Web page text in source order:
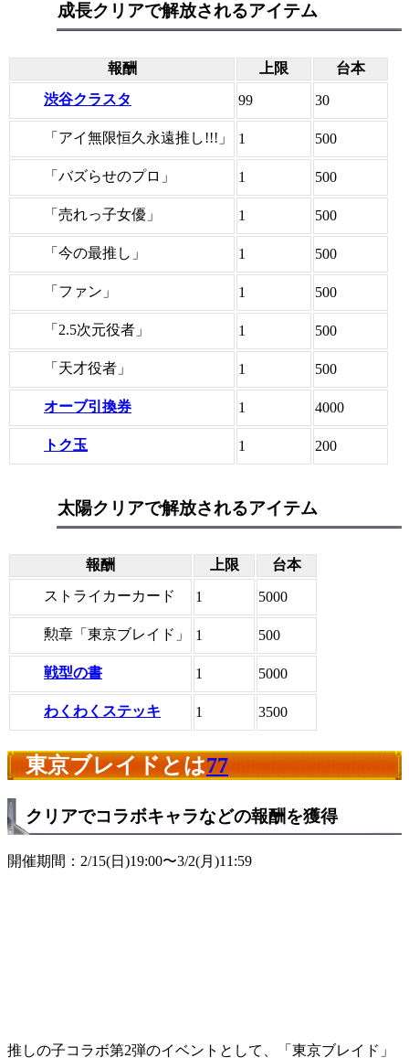
成長クリアで解放されるアイテム
報酬 上限
台本
渋谷クラスタ
99 30
「アイ無限恒久永遠推し!!!」 1 500
「バズらせのプロ」 1 500
「売れっ子女優」 1 500
「今の最推し」 1 500
「ファン」 1 500
「2.5次元役者」 1 500
「天才役者」 1 500
オーブ引換券 1 4000
トク玉 1 200
太陽クリアで解放されるアイテム
報酬 上限
台本
ストライカーカード
1 5000
勲章「東京ブレイド」 1 500
戦型の書 1 5000
わくわくステッキ 1 3500
東京ブレイドとは77
クリアでコラボキャラなどの報酬を獲得
開催期間：2/15(日)19:00〜3/2(月)11:59
推しの子コラボ第2弾のイベントとして、「東京ブレイド」